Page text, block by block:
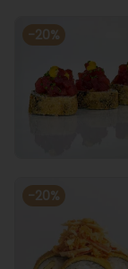
-20%
-20%